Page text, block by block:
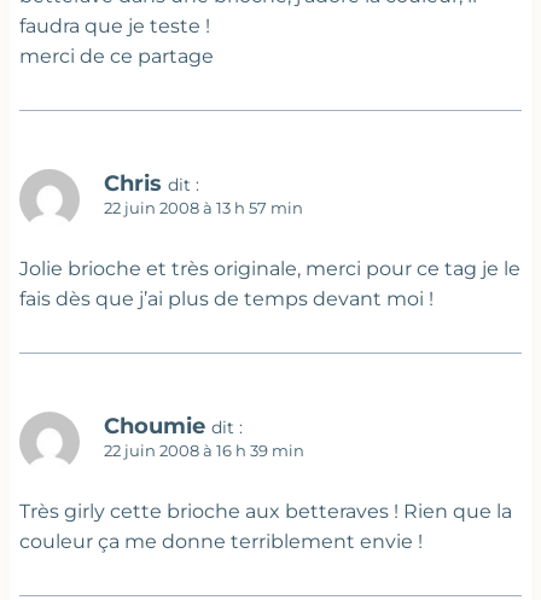
faudra que je teste !
merci de ce partage
Chris dit :
22 juin 2008 à 13 h 57 min
Jolie brioche et très originale, merci pour ce tag je le
fais dès que j’ai plus de temps devant moi !
Choumie dit :
22 juin 2008 à 16 h 39 min
Très girly cette brioche aux betteraves ! Rien que la
couleur ça me donne terriblement envie !